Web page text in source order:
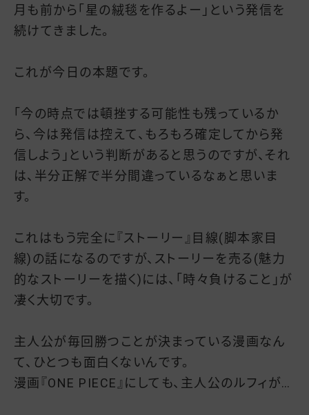
月も前から「星の絨毯を作るよー」という発信を
続けてきました。
これが今日の本題です。
「今の時点では頓挫する可能性も残っているか
ら、今は発信は控えて、もろもろ確定してから発
信しよう」という判断があると思うのですが、それ
は、半分正解で半分間違っているなぁと思いま
す。
これはもう完全に『ストーリー』目線(脚本家目
線)の話になるのですが、ストーリーを売る(魅力
的なストーリーを描く)には、「時々負けること」が
凄く大切です。
主人公が毎回勝つことが決まっている漫画なん
て、ひとつも面白くないんです。
漫画『ONE PIECE』にしても、主人公のルフィが…